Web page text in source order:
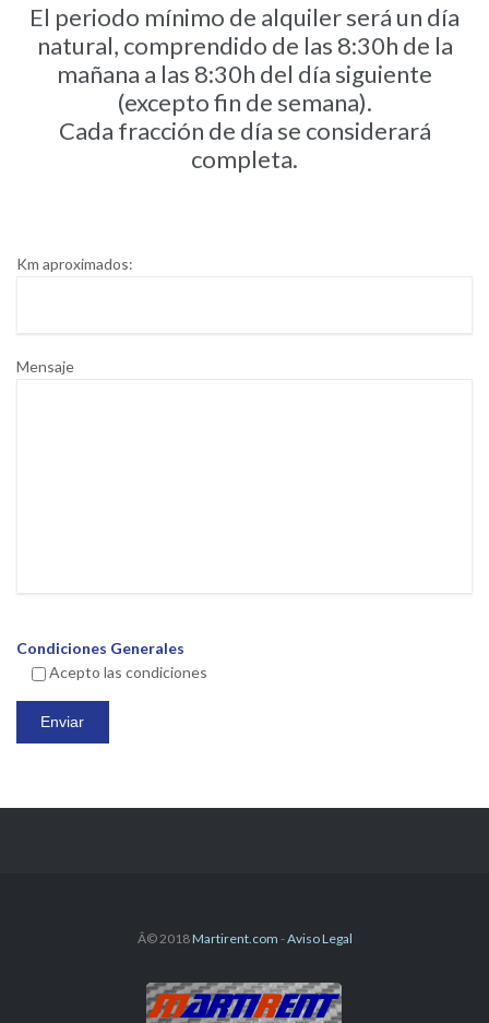
El periodo mínimo de alquiler será un dí­a
natural, comprendido de las 8:30h de la
mañana a las 8:30h del dí­a siguiente
(excepto fin de semana).
Cada fracción de día se considerará
completa.
Km aproximados:
Mensaje
Condiciones Generales
Acepto las condiciones
Â© 2018Martirent.com -Aviso Legal